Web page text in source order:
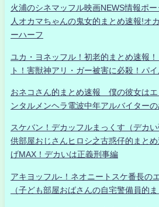
火浦のシネマッフル映画NEWS情報ポ
人オカマちゃんの鬼女的まとめ速報!オ
ーハーフ
ユカ・ヨネッフル！初老的まとめ速報
ト！害獣神アリ・ガー被害に必殺！パ
おネコさん的まとめ速報 僕の彼女はエ
ンタルメンヘラ電波中年アルバイター
スケバン！デカッフルまっくす（デカ
供部屋おじさんヒロシ之古惑仔的まと
げMAX！デカいは正義刑事編
アキヨッフル-！ネオニートスケ番長の
（子ども部屋おばさんの自宅警備員的ま